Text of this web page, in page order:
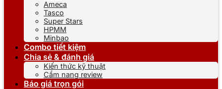
Ameca
Tasco
Super Stars
HPMM
Minbao
Combo tiết kiệm
Chia sẻ & đánh giá
Kiến thức kỹ thuật
Cẩm nang review
Báo giá trọn gói